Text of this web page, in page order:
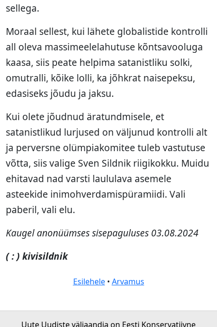
sellega.
Moraal sellest, kui lähete globalistide kontrolli
all oleva massimeelelahutuse kõntsavooluga
kaasa, siis peate helpima satanistliku solki,
omutralli, kõike lolli, ka jõhkrat naisepeksu,
edasiseks jõudu ja jaksu.
Kui olete jõudnud äratundmisele, et
satanistlikud lurjused on väljunud kontrolli alt
ja perversne olümpiakomitee tuleb vastutuse
võtta, siis valige Sven Sildnik riigikokku. Muidu
ehitavad nad varsti laululava asemele
asteekide inimohverdamispüramiidi. Vali
paberil, vali elu.
Kaugel anonüümses sisepaguluses 03.08.2024
( : ) kivisildnik
Esilehele• Arvamus
Uute Uudiste väljaandja on Eesti Konservatiivne